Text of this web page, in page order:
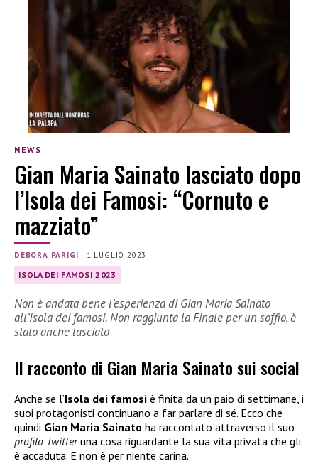
NEWS
Gian Maria Sainato lasciato dopo
l’Isola dei Famosi: “Cornuto e
mazziato”
DEBORA PARIGI | 1 LUGLIO 2023
ISOLA DEI FAMOSI 2023
Non è andata bene l’esperienza di Gian Maria Sainato
all’Isola dei famosi. Non raggiunta la Finale per un soffio, è
stato anche lasciato
Il racconto di Gian Maria Sainato sui social
Anche se l’Isola dei famosi è finita da un paio di settimane, i
suoi protagonisti continuano a far parlare di sé. Ecco che
quindi Gian Maria Sainato ha raccontato attraverso il suo
profilo Twitteruna cosa riguardante la sua vita privata che gli
è accaduta. E non è per niente carina.